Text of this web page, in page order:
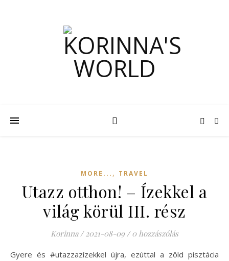
MORE... , TRAVEL
Utazz otthon! – Ízekkel a
világ körül III. rész
Korinna / 2021-08-09 / 0 hozzászólás
Gyere és #utazzazízekkel újra, ezúttal a zöld pisztácia